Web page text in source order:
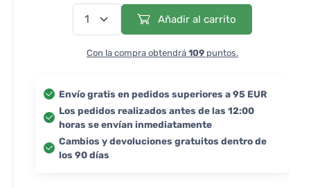
Añadir al carrito
Con la compra obtendrá 109 puntos.
Envío gratis en pedidos superiores a 95 EUR
Los pedidos realizados antes de las 12:00
horas se envían inmediatamente
Cambios y devoluciones gratuitos dentro de
los 90 días